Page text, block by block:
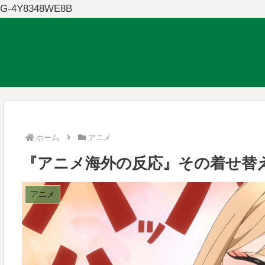
G-4Y8348WE8B
ホーム アニメ
『アニメ海外の反応』その着せ
アニメ